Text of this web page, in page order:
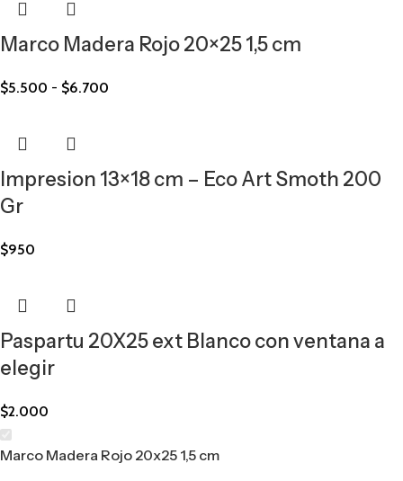
Marco Madera Rojo 20×25 1,5 cm
$5.500 - $6.700
Impresion 13×18 cm – Eco Art Smoth 200
Gr
$950
Paspartu 20X25 ext Blanco con ventana a
elegir
$2.000
Marco Madera Rojo 20x25 1,5 cm